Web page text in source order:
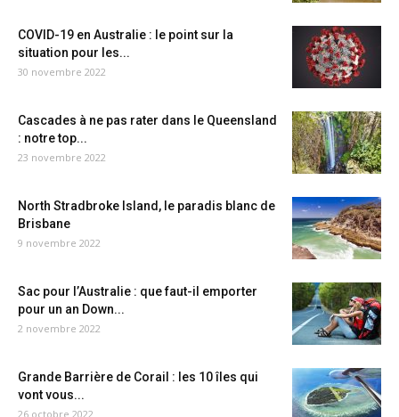
COVID-19 en Australie : le point sur la
situation pour les...
30 novembre 2022
Cascades à ne pas rater dans le Queensland
: notre top...
23 novembre 2022
North Stradbroke Island, le paradis blanc de
Brisbane
9 novembre 2022
Sac pour l’Australie : que faut-il emporter
pour un an Down...
2 novembre 2022
Grande Barrière de Corail : les 10 îles qui
vont vous...
26 octobre 2022